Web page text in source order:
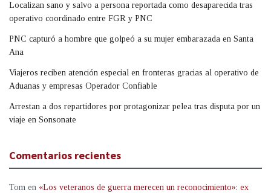
Localizan sano y salvo a persona reportada como desaparecida tras
operativo coordinado entre FGR y PNC
PNC capturó a hombre que golpeó a su mujer embarazada en Santa
Ana
Viajeros reciben atención especial en fronteras gracias al operativo de
Aduanas y empresas Operador Confiable
Arrestan a dos repartidores por protagonizar pelea tras disputa por un
viaje en Sonsonate
Comentarios recientes
Tom en «Los veteranos de guerra merecen un reconocimiento»: ex